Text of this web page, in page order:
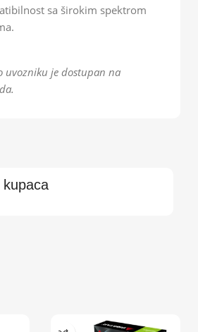
sa širokim spektrom
uvozniku je dostupan na
kupaca